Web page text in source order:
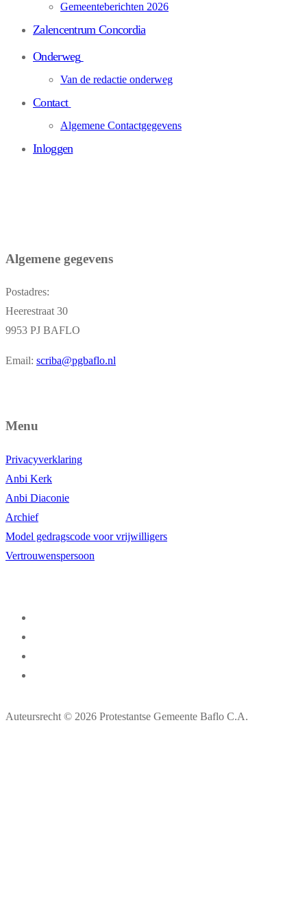
Gemeenteberichten 2026
Zalencentrum Concordia
Onderweg
Van de redactie onderweg
Contact
Algemene Contactgegevens
Inloggen
Algemene gegevens
Postadres:
Heerestraat 30
9953 PJ BAFLO
Email: scriba@pgbaflo.nl
Menu
Privacyverklaring
Anbi Kerk
Anbi Diaconie
Archief
Model gedragscode voor vrijwilligers
Vertrouwenspersoon
Auteursrecht © 2026 Protestantse Gemeente Baflo C.A.